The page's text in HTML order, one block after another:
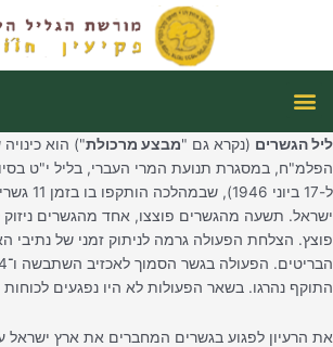
תפריט
ליל הגשרים (נקרא גם "מבצע מרכולת") הוא
ל-17 ביוני
ישראל. תשעה מהגשרים פוצצו, אחד מהגשרים
פוצץ. הצלחת הפעולה גרמה לניתוק זמני של נתיבי
התוקף נהרגו. בשאר הפעולות לא היו נפגעים
את הרעיון לפגוע בגשרים המחברים את ארץ